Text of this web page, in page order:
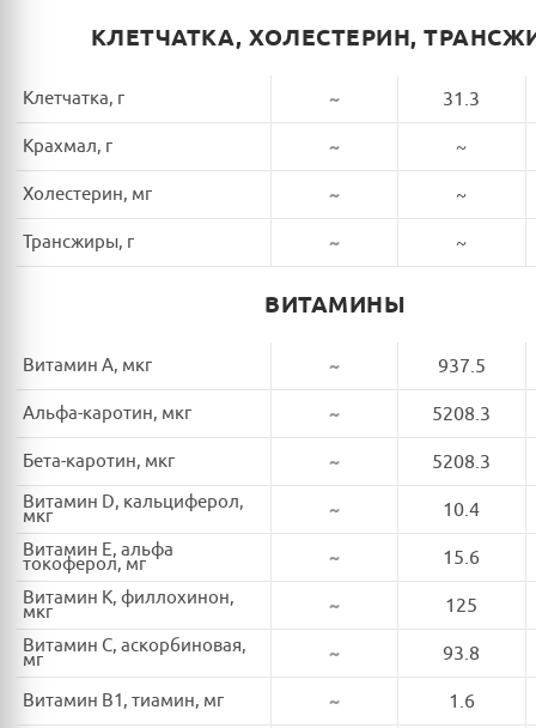
КЛЕТЧАТКА, ХОЛЕСТЕРИН,
Клетчатка, г ~ 31.3
Крахмал, г ~ ~
Холестерин, мг ~ ~
Трансжиры, г ~ ~
ВИТАМИНЫ
Витамин A, мкг ~ 937.5
Альфа-каротин, мкг ~ 5208.3
Бета-каротин, мкг ~ 5208.3
Витамин D, кальциферол,
мкг ~ 10.4
Витамин E, альфа
токоферол, мг ~ 15.6
Витамин K, филлохинон,
мкг ~ 125
Витамин C, аскорбиновая,
мг ~ 93.8
Витамин B1, тиамин, мг ~ 1.6